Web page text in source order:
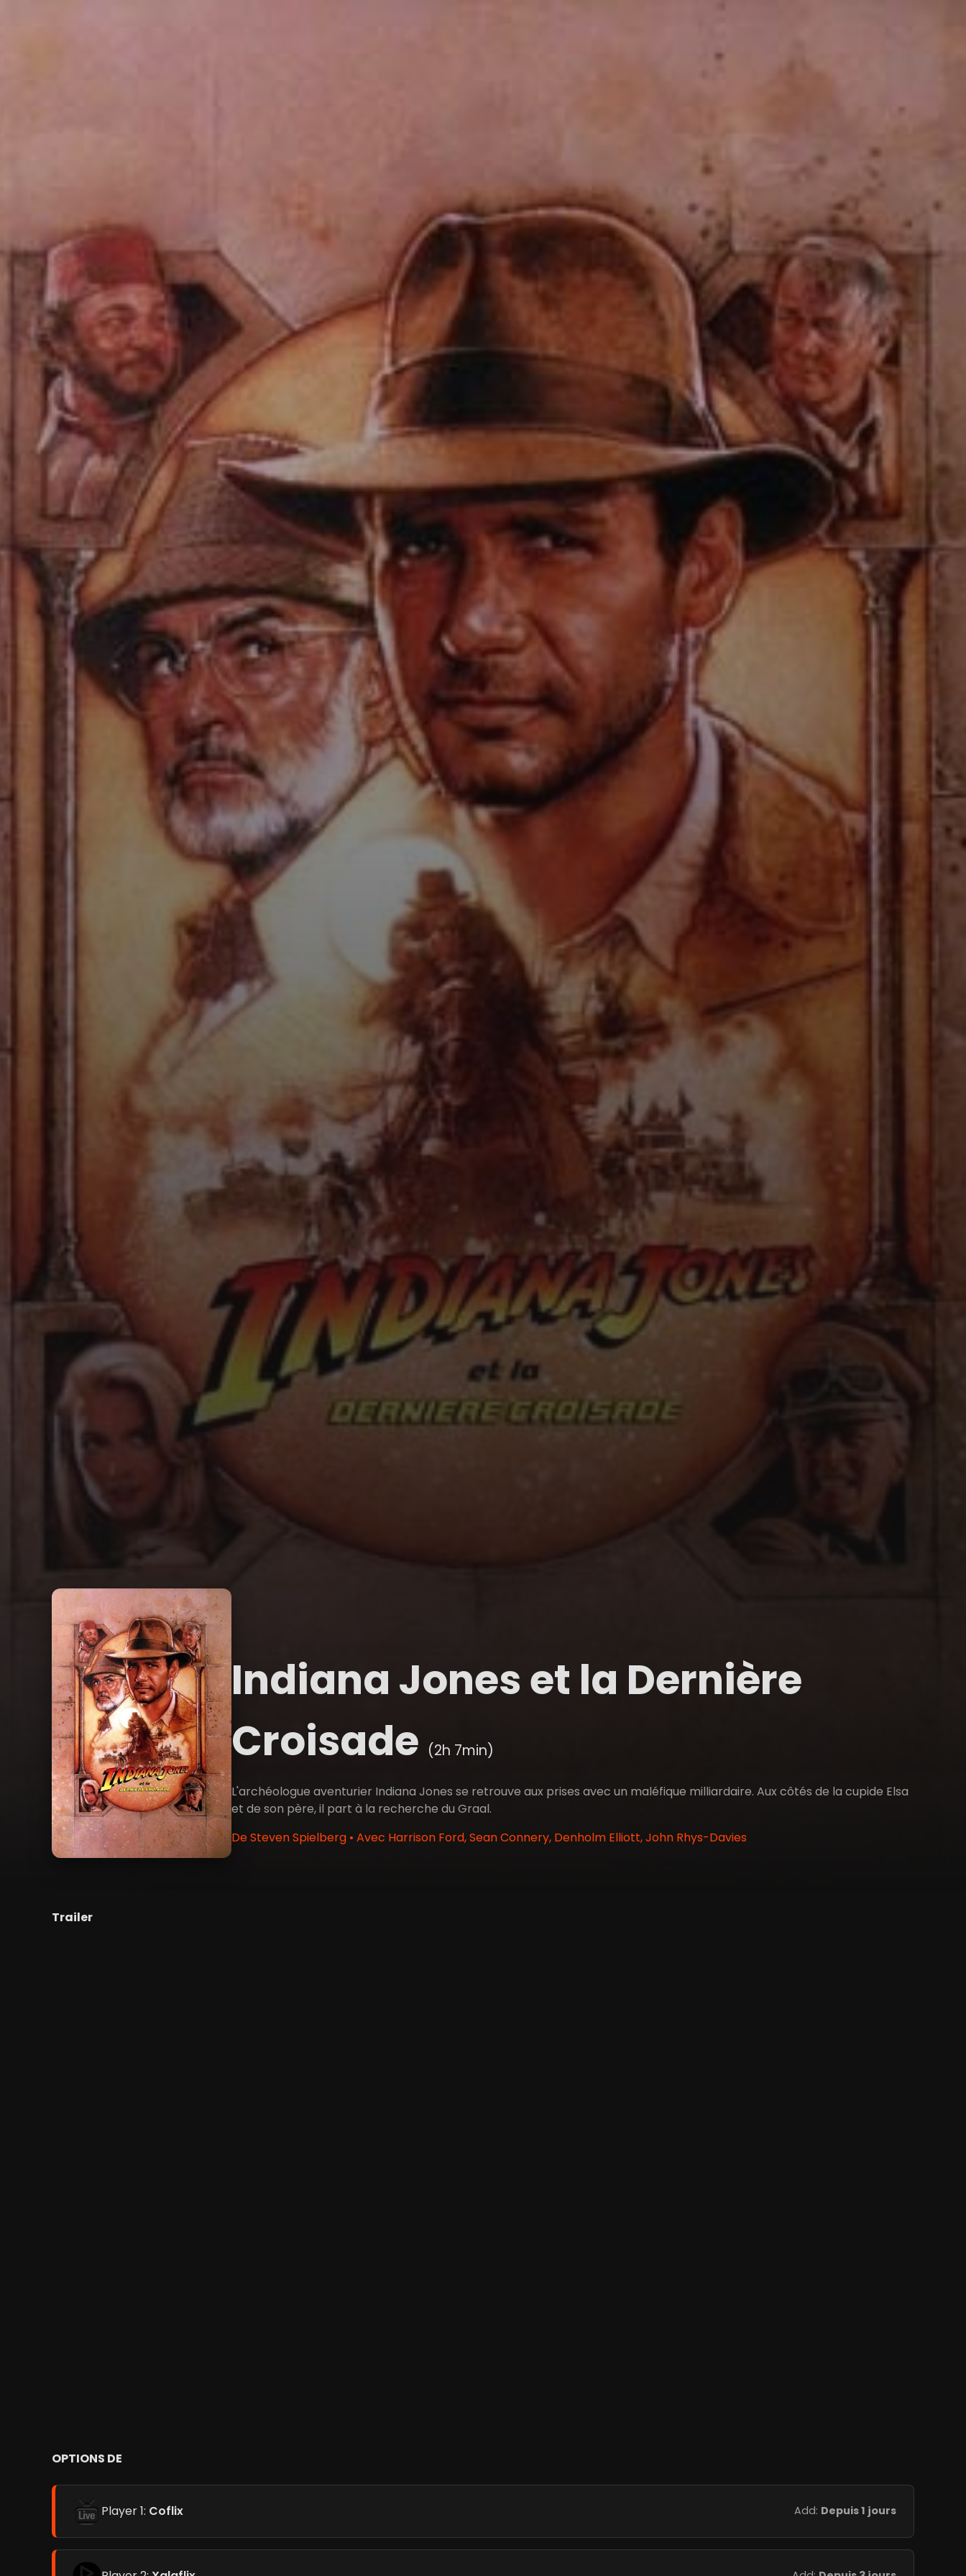
Indiana Jones et la Dernière
Croisade (2h 7min)
L'archéologue aventurier Indiana Jones se retrouve aux prises avec un maléfique milliardaire. Aux côtés de la cupide Elsa
et de son père, il part à la recherche du Graal.
De Steven Spielberg • Avec Harrison Ford, Sean Connery, Denholm Elliott, John Rhys-Davies
Trailer
OPTIONS DE
Player 1: Coflix Add: Depuis 1 jours